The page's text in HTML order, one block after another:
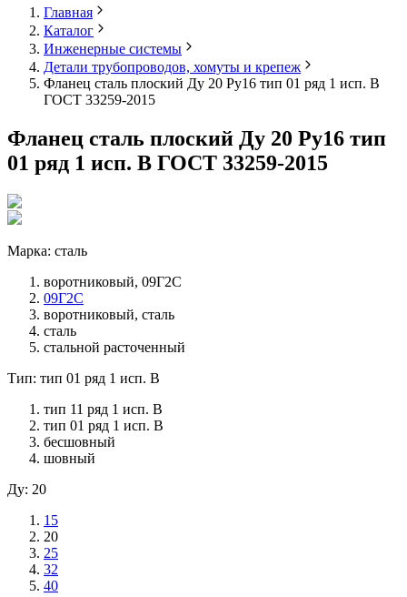
Главная
Каталог
Инженерные системы
Детали трубопроводов, хомуты и крепеж
Фланец сталь плоский Ду 20 Ру16 тип 01 ряд 1 исп. B
ГОСТ 33259-2015
Фланец сталь плоский Ду 20 Ру16 тип
01 ряд 1 исп. B ГОСТ 33259-2015
Марка: сталь
воротниковый, 09Г2С
09Г2С
воротниковый, сталь
сталь
стальной расточенный
Тип: тип 01 ряд 1 исп. B
тип 11 ряд 1 исп. B
тип 01 ряд 1 исп. B
бесшовный
шовный
Ду: 20
15
20
25
32
40